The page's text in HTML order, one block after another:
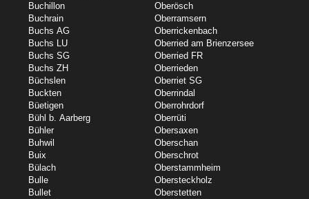
Buchillon
Buchrain
Buchs AG
Buchs LU
Buchs SG
Buchs ZH
Büchslen
Buckten
Büetigen
Bühl b. Aarberg
Bühler
Buhwil
Buix
Bülach
Bulle
Bullet
Oberösch
Oberramsern
Oberrickenbach
Oberried am Brienzersee
Oberried FR
Oberrieden
Oberriet SG
Oberrindal
Oberrohrdorf
Oberrüti
Obersaxen
Oberschan
Oberschrot
Oberstammheim
Obersteckholz
Oberstetten